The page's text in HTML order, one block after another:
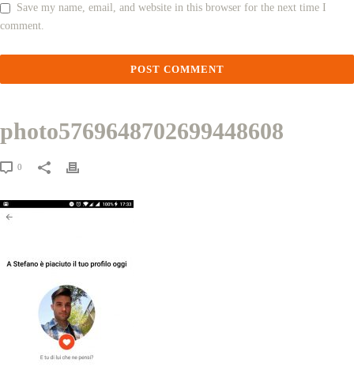
Save my name, email, and website in this browser for the next time I
comment.
photo5769648702699448608
0